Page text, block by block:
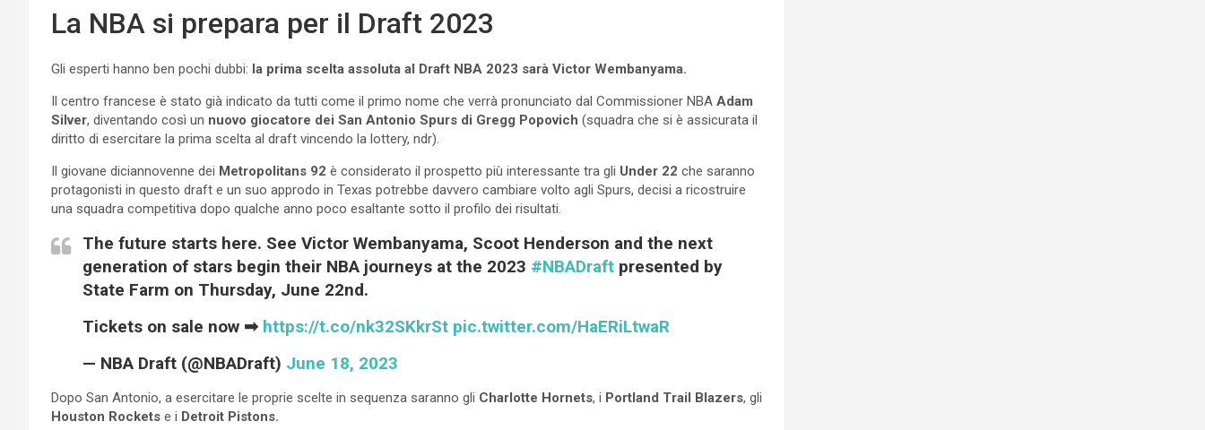
La NBA si prepara per il Draft 2023
Gli esperti hanno ben pochi dubbi: la prima scelta assoluta al Draft NBA 2023 sarà Victor Wembanyama.
Il centro francese è stato già indicato da tutti come il primo nome che verrà pronunciato dal Commissioner NBA Adam
Silver, diventando così un nuovo giocatore dei San Antonio Spurs di Gregg Popovich (squadra che si è assicurata il
diritto di esercitare la prima scelta al draft vincendo la lottery, ndr).
Il giovane diciannovenne dei Metropolitans 92 è considerato il prospetto più interessante tra gli Under 22 che saranno
protagonisti in questo draft e un suo approdo in Texas potrebbe davvero cambiare volto agli Spurs, decisi a ricostruire
una squadra competitiva dopo qualche anno poco esaltante sotto il profilo dei risultati.
The future starts here. See Victor Wembanyama, Scoot Henderson and the next
generation of stars begin their NBA journeys at the 2023 #NBADraft presented by
State Farm on Thursday, June 22nd.
Tickets on sale now ➡ https://t.co/nk32SKkrSt pic.twitter.com/HaERiLtwaR
— NBA Draft (@NBADraft) June 18, 2023
Dopo San Antonio, a esercitare le proprie scelte in sequenza saranno gli Charlotte Hornets, i Portland Trail Blazers, gli
Houston Rockets e i Detroit Pistons.